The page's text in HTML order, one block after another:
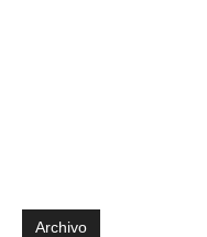
Archivo